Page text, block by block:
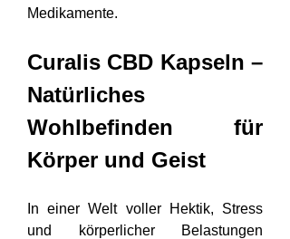
Medikamente.
Curalis CBD Kapseln –
Natürliches
Wohlbefinden für
Körper und Geist
In einer Welt voller Hektik, Stress
und körperlicher Belastungen